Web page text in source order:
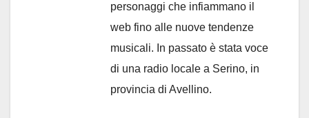
personaggi che infiammano il
web fino alle nuove tendenze
musicali. In passato è stata voce
di una radio locale a Serino, in
provincia di Avellino.